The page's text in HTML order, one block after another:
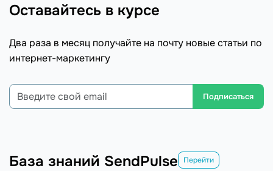
Оставайтесь в курсе
Два раза в месяц получайте на почту новые статьи по
интернет-маркетингу
Подписаться
База знаний SendPulse Перейти